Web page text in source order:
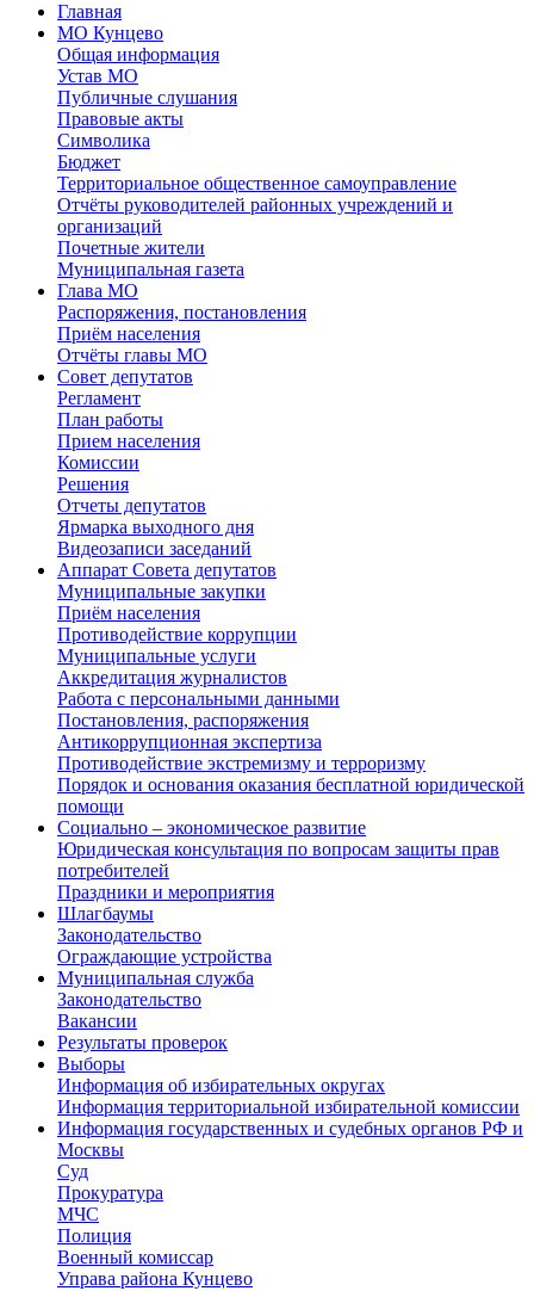
Главная
МО Кунцево
Общая информация
Устав МО
Публичные слушания
Правовые акты
Символика
Бюджет
Территориальное общественное самоуправление
Отчёты руководителей районных учреждений и
организаций
Почетные жители
Муниципальная газета
Глава МО
Распоряжения, постановления
Приём населения
Отчёты главы МО
Совет депутатов
Регламент
План работы
Прием населения
Комиссии
Решения
Отчеты депутатов
Ярмарка выходного дня
Видеозаписи заседаний
Аппарат Совета депутатов
Муниципальные закупки
Приём населения
Противодействие коррупции
Муниципальные услуги
Аккредитация журналистов
Работа с персональными данными
Постановления, распоряжения
Антикоррупционная экспертиза
Противодействие экстремизму и терроризму
Порядок и основания оказания бесплатной юридической
помощи
Социально – экономическое развитие
Юридическая консультация по вопросам защиты прав
потребителей
Праздники и мероприятия
Шлагбаумы
Законодательство
Ограждающие устройства
Муниципальная служба
Законодательство
Вакансии
Результаты проверок
Выборы
Информация об избирательных округах
Информация территориальной избирательной комиссии
Информация государственных и судебных органов РФ и
Москвы
Суд
Прокуратура
МЧС
Полиция
Военный комиссар
Управа района Кунцево